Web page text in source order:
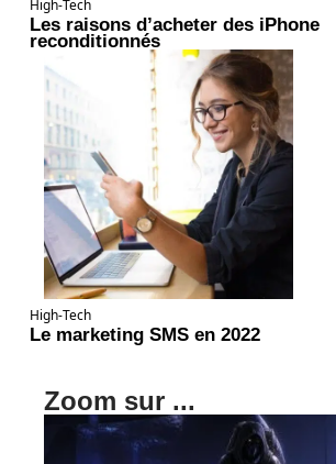
High-Tech
Les raisons d’acheter des iPhone
reconditionnés
High-Tech
Le marketing SMS en 2022
Zoom sur ...